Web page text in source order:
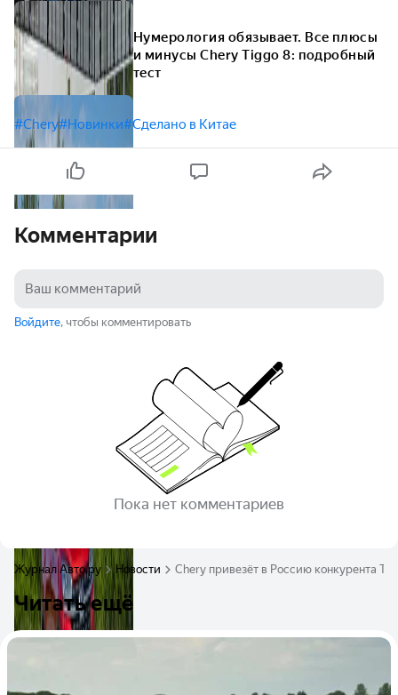
Нумерология обязывает. Все плюсы
и минусы Chery Tiggo 8: подробный
тест
#Chery#Новинки#Сделано в Китае
Комментарии
Войдите, чтобы комментировать
Пока нет комментариев
Журнал Авто.ру Новости Chery привезёт в Россию конкурента
Читать ещё